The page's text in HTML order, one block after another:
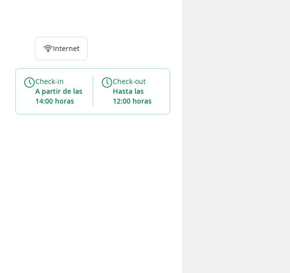
Internet
Check-in
a partir de las
14:00 horas
Check-out
hasta las
12:00 horas